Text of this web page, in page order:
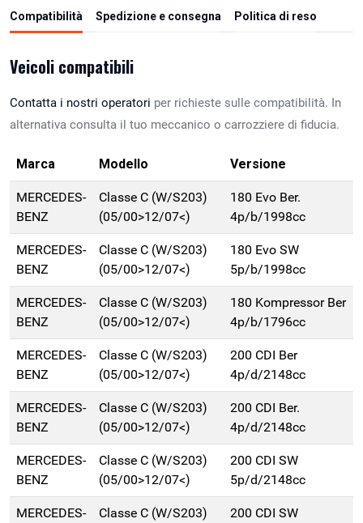
Compatibilità Spedizione e consegna Politica di reso
Veicoli compatibili
Contatta i nostri operatori per richieste sulle compatibilità. In
alternativa consulta il tuo meccanico o carrozziere di fiducia.
Marca Modello Versione
MERCEDES-
BENZ
Classe C (W/S203)
(05/00>12/07<)
180 Evo Ber.
4p/b/1998cc
MERCEDES-
BENZ
Classe C (W/S203)
(05/00>12/07<)
180 Evo SW
5p/b/1998cc
MERCEDES-
BENZ
Classe C (W/S203)
(05/00>12/07<)
180 Kompressor Ber
4p/b/1796cc
MERCEDES-
BENZ
Classe C (W/S203)
(05/00>12/07<)
200 CDI Ber
4p/d/2148cc
MERCEDES-
BENZ
Classe C (W/S203)
(05/00>12/07<)
200 CDI Ber.
4p/d/2148cc
MERCEDES-
BENZ
Classe C (W/S203)
(05/00>12/07<)
200 CDI SW
5p/d/2148cc
MERCEDES-
Classe C (W/S203)
200 CDI SW